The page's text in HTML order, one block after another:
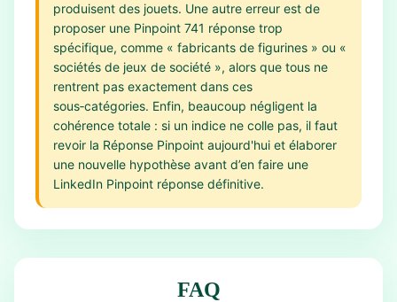
produisent des jouets. Une autre erreur est de
proposer une Pinpoint 741 réponse trop
spécifique, comme « fabricants de figurines » ou «
sociétés de jeux de société », alors que tous ne
rentrent pas exactement dans ces
sous‑catégories. Enfin, beaucoup négligent la
cohérence totale : si un indice ne colle pas, il faut
revoir la Réponse Pinpoint aujourd'hui et élaborer
une nouvelle hypothèse avant d’en faire une
LinkedIn Pinpoint réponse définitive.
FAQ